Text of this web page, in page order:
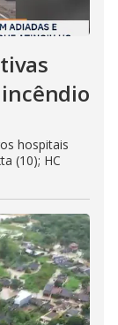
hospitais
(10); HC